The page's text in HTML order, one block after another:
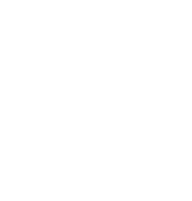
5営業日で発送いたします。
届け」ではございませんのでご注意ください）
無料となります。
への配送は、送料別途お見積りとなります）
能となりますので、お電話（0120-155-339）また